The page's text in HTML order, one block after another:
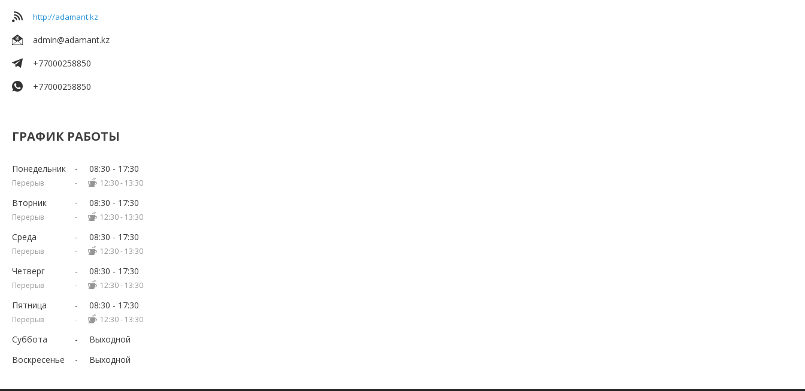
http://adamant.kz
admin@adamant.kz
+77000258850
+77000258850
ГРАФИК РАБОТЫ
Понедельник 08:30 17:30
12:30 13:30
Вторник 08:30 17:30
12:30 13:30
Среда 08:30 17:30
12:30 13:30
Четверг 08:30 17:30
12:30 13:30
Пятница 08:30 17:30
12:30 13:30
Суббота
Выходной
Воскресенье
Выходной